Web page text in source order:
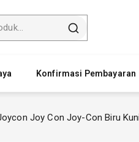
Konfirmasi Pembayaran
Joy Con Joy-Con Biru